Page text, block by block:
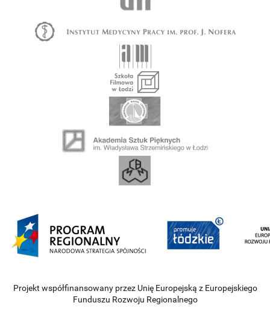
Projekt współfinansowany przez Unię Europejską z Europejskiego
Funduszu Rozwoju Regionalnego